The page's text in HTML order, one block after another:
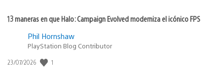
13 maneras en que Halo: Campaign Evolved moderniza el icónico FPS
Phil Hornshaw
PlayStation Blog Contributor
Fecha
23/07/2026 1